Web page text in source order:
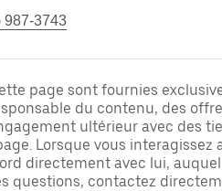
987-3743
page sont fournies
du contenu, des
ultérieur avec des
Lorsque vous interagissez
directement avec lui, auquel
questions, contactez